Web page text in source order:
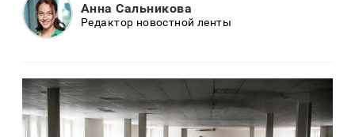
Анна Сальникова
Редактор новостной ленты